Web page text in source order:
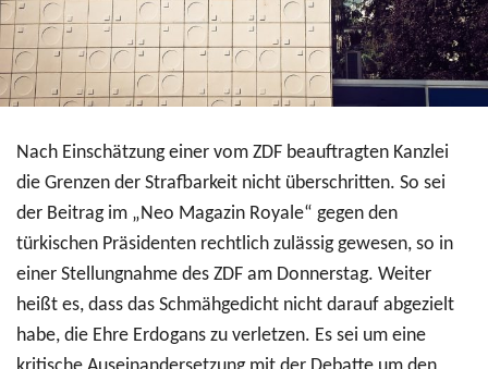
Nach Einschätzung einer vom ZDF beauftragten Kanzlei
die Grenzen der Strafbarkeit nicht überschritten. So sei
der Beitrag im „Neo Magazin Royale“ gegen den
türkischen Präsidenten rechtlich zulässig gewesen, so in
einer Stellungnahme des ZDF am Donnerstag. Weiter
heißt es, dass das Schmähgedicht nicht darauf abgezielt
habe, die Ehre Erdogans zu verletzen. Es sei um eine